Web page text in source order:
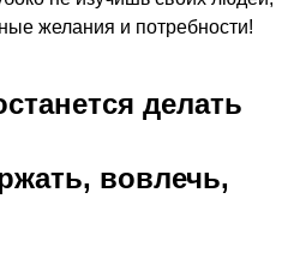
желания и потребности!
делать
вовлечь,